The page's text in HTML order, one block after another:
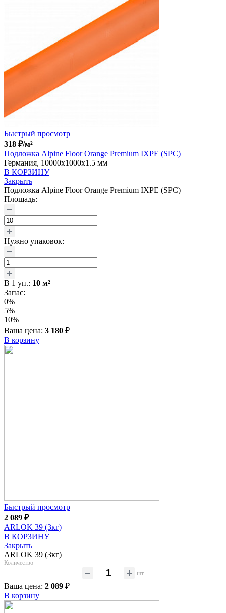
Быстрый просмотр
318 ₽/м²
Подложка Alpine Floor Orange Premium IXPE (SPC)
Германия, 10000x1000x1.5 мм
В КОРЗИНУ
Закрыть
Подложка Alpine Floor Orange Premium IXPE (SPC)
Площадь:
Нужно упаковок:
В 1 уп.: 10 м²
Запас:
0%
5%
10%
Ваша цена: 3 180 ₽
В корзину
Быстрый просмотр
2 089 ₽
ARLOK 39 (3кг)
В КОРЗИНУ
Закрыть
ARLOK 39 (3кг)
Количество
шт
Ваша цена: 2 089 ₽
В корзину